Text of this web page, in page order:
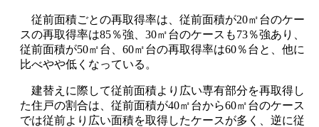
従前面積ごとの再取得率は、従前面積が20㎡台のケー
スの再取得率は85％強、30㎡台のケースも73％強あり、
従前面積が50㎡台、60㎡台の再取得率は60％台と、他に
比べやや低くなっている。
建替えに際して従前面積より広い専有部分を再取得し
た住戸の割合は、従前面積が40㎡台から60㎡台のケース
では従前より広い面積を取得したケースが多く、逆に従